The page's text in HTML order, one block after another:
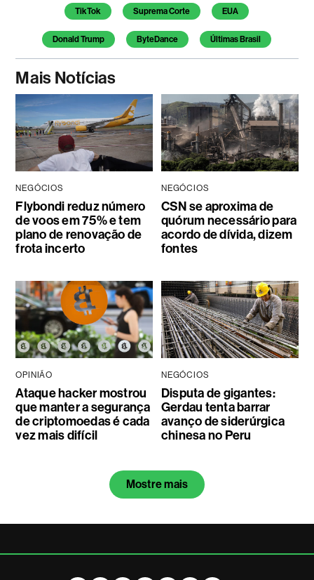
Temas deste artigo
TikTok Suprema Corte EUA
Donald Trump ByteDance Últimas Brasil
Mais Notícias
NEGÓCIOS
Flybondi reduz número
de voos em 75% e tem
plano de renovação de
frota incerto
NEGÓCIOS
CSN se aproxima de
quórum necessário para
acordo de dívida, dizem
fontes
OPINIÃO
Ataque hacker mostrou
que manter a segurança
de criptomoedas é cada
vez mais difícil
NEGÓCIOS
Disputa de gigantes:
Gerdau tenta barrar
avanço de siderúrgica
chinesa no Peru
Mostre mais